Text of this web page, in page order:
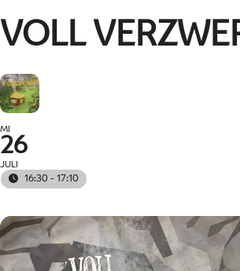
VOLL
MI
26
JULI
16:30 - 17:10